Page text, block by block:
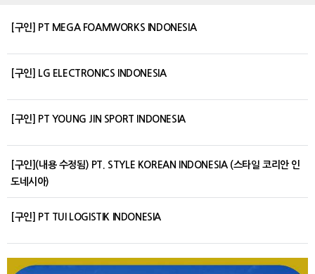
[구인] PT MEGA FOAMWORKS INDONESIA
[구인] LG ELECTRONICS INDONESIA
[구인] PT YOUNG JIN SPORT INDONESIA
[구인](내용 수정됨) PT. STYLE KOREAN INDONESIA (스타일 코리안 인
도네시아)
[구인] PT TUI LOGISTIK INDONESIA